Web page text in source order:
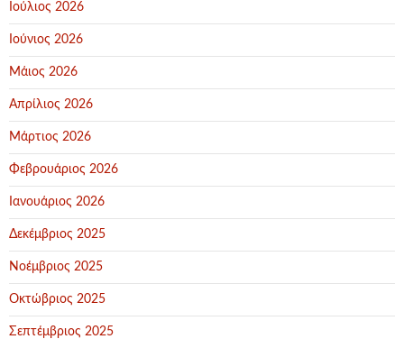
Ιούλιος 2026
Ιούνιος 2026
Μάιος 2026
Απρίλιος 2026
Μάρτιος 2026
Φεβρουάριος 2026
Ιανουάριος 2026
Δεκέμβριος 2025
Νοέμβριος 2025
Οκτώβριος 2025
Σεπτέμβριος 2025